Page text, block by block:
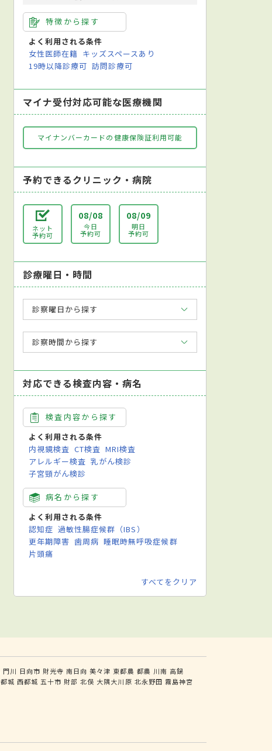
特徴から探す
よく利用される条件
女性医師在籍 キッズスペースあり
19時以降診療可 訪問診療可
マイナ受付対応可能な医療機関
マイナンバーカードの健康保険証利用可能
予約できるクリニック・病院
ネット
予約可
08/08
今日
予約可
08/09
明日
予約可
診療曜日・時間
診察曜日から探す
診察時間から探す
対応できる検査内容・病名
検査内容から探す
よく利用される条件
内視鏡検査 CT検査 MRI検査
アレルギー検査 乳がん検診
子宮頸がん検診
病名から探す
よく利用される条件
認知症 過敏性腸症候群（IBS）
更年期障害 歯周病 睡眠時無呼吸症候群
片頭痛
すべてをクリア
門川 日向市 財光寺 南日向 美々津 東都農 都農 川南 高鍋
都城 西都城 五十市 財部 北俣 大隅大川原 北永野田 霧島神宮